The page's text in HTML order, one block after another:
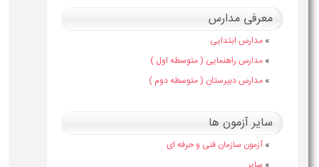
مدارس
ابتدایی
راهنمایی ( متوسطه اول )
دبیرستان ( متوسطه دوم )
آزمون ها
سازمان فنی و حرفه ای